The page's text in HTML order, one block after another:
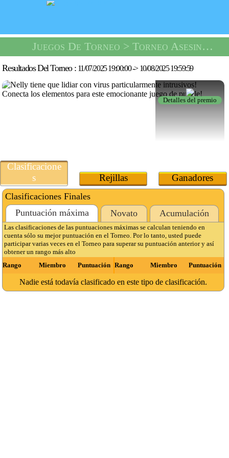
Juegos De Torneo > Torneo Asesino De Virus -
Resultados Del Torneo : 11/07/2025 19:00:00->10/08/2025 19:59:59
Detalles del premio
Clasificacione
s
Rejillas Ganadores
Clasificaciones Finales
Puntuación máxima
Novato Acumulación
Las clasificaciones de las puntuaciones máximas se calculan teniendo en
cuenta sólo su mejor puntuación en el Torneo. Por lo tanto, usted puede
participar varias veces en el Torneo para superar su puntuación anterior y así
obtener un rango más alto
Rango
Miembro Puntuación Rango Miembro Puntuación
Nadie está todavía clasificado en este tipo de clasificación.